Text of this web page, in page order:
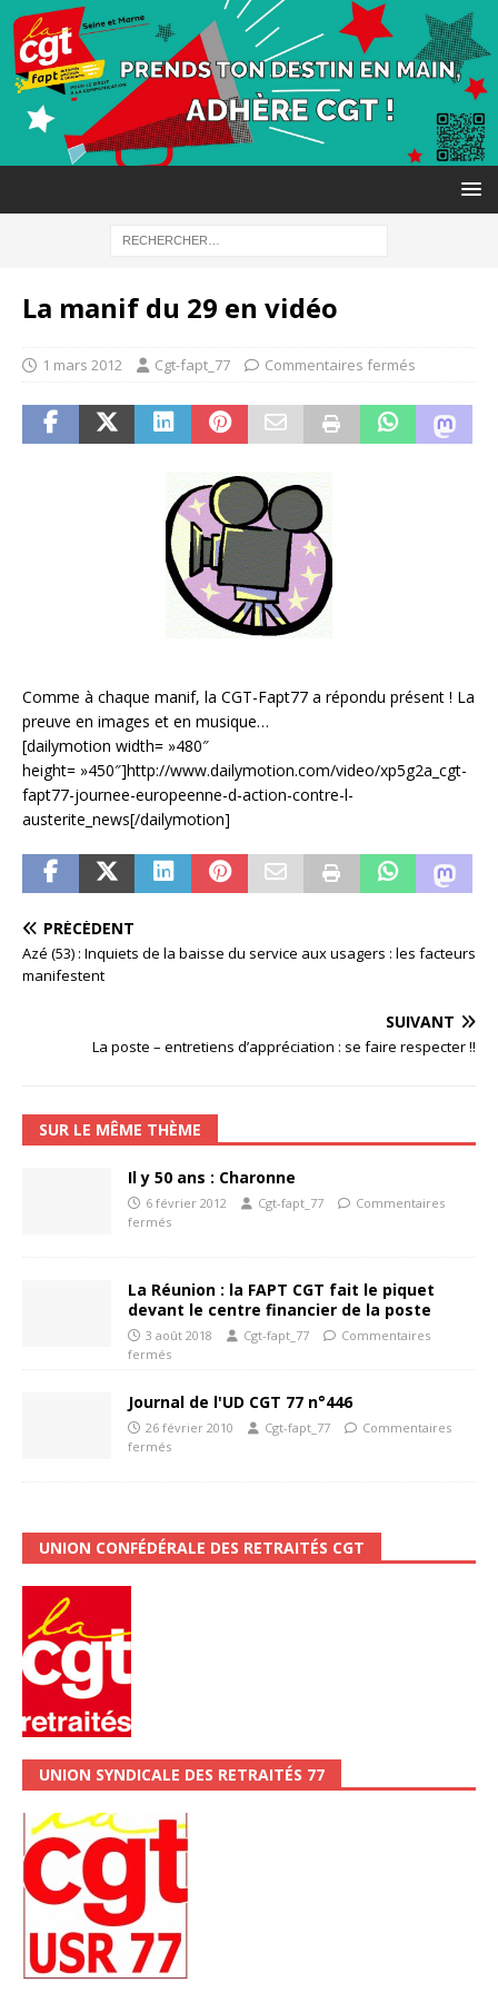
La manif du 29 en vidéo
1 mars 2012 Cgt-fapt_77 Commentaires fermés
Comme à chaque manif, la CGT-Fapt77 a répondu présent ! La
preuve en images et en musique…
[dailymotion width= »480″
height= »450″]http://www.dailymotion.com/video/xp5g2a_cgt-
fapt77-journee-europeenne-d-action-contre-l-
austerite_news[/dailymotion]
PRÉCÉDENT
Azé (53) : Inquiets de la baisse du service aux usagers : les facteurs
manifestent
SUIVANT
La poste – entretiens d’appréciation : se faire respecter !!
SUR LE MÊME THÈME
Il y 50 ans : Charonne
6 février 2012 Cgt-fapt_77
Commentaires
fermés
La Réunion : la FAPT CGT fait le piquet
devant le centre financier de la poste
3 août 2018 Cgt-fapt_77
Commentaires
fermés
Journal de l'UD CGT 77 n°446
26 février 2010 Cgt-fapt_77
Commentaires
fermés
UNION CONFÉDÉRALE DES RETRAITÉS CGT
UNION SYNDICALE DES RETRAITÉS 77